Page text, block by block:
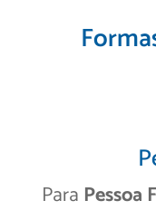
Para Pessoa